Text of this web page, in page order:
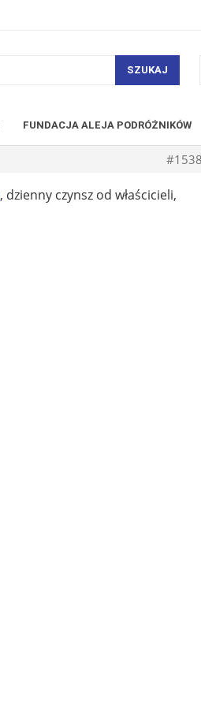
SZUKAJ
FUNDACJA ALEJA PODRÓŻNIKÓW
, dzienny czynsz od właścicieli,